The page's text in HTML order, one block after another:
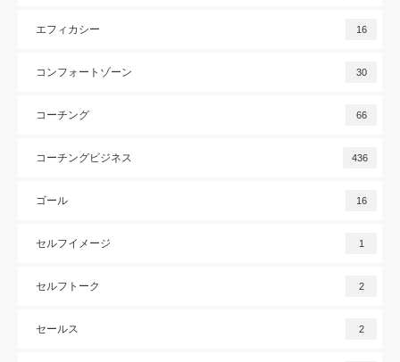
エフィカシー 16
コンフォートゾーン 30
コーチング 66
コーチングビジネス 436
ゴール 16
セルフイメージ 1
セルフトーク 2
セールス 2